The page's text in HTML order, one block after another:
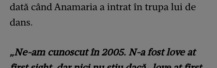
dată când Anamaria a intrat în trupa lui de
dans.
„Ne-am cunoscut în 2005. N-a fost love at